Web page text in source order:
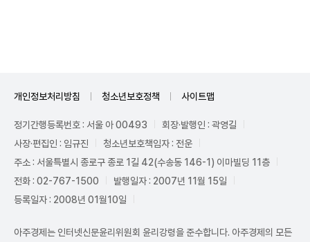
개인정보처리방침 청소년보호정책 사이트맵
정기간행등록번호 : 서울 아 00493
회장·발행인 : 곽영길
사장·편집인 : 임규진
청소년보호책임자 : 전운
주소 : 서울특별시 종로구 종로 1길 42(수송동 146-1) 이마빌딩 11층
전화 : 02-767-1500
발행일자 : 2007년 11월 15일
등록일자 : 2008년 01월10일
아주경제는 인터넷신문윤리위원회 윤리강령을 준수합니다. 아주경제의 모든